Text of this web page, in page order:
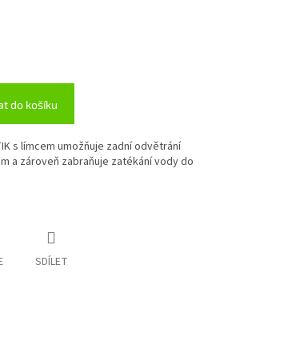
do košíku
s límcem umožňuje zadní odvětrání
a zároveň zabraňuje zatékání vody do
SDÍLET